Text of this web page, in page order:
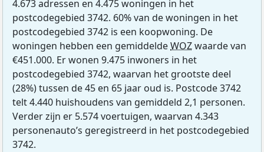
4.673 adressen en 4.475 woningen in het
postcodegebied 3742. 60% van de woningen in het
postcodegebied 3742 is een koopwoning. De
woningen hebben een gemiddeldeWOZwaarde van
€451.000. Er wonen 9.475 inwoners in het
postcodegebied 3742, waarvan het grootste deel
(28%) tussen de 45 en 65 jaar oud is. Postcode 3742
telt 4.440 huishoudens van gemiddeld 2,1 personen.
Verder zijn er 5.574 voertuigen, waarvan 4.343
personenauto’s geregistreerd in het postcodegebied
3742.